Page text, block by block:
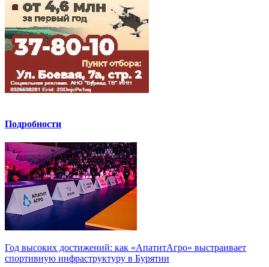
Подробности
Год высоких достижений: как «АпатитАгро» выстраивает
спортивную инфраструктуру в Бурятии